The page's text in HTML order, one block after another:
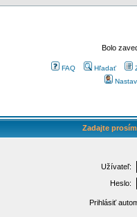
Bolo
FAQ Hľadať
Zadajte
Užívateľ:
Heslo:
Prihlásiť